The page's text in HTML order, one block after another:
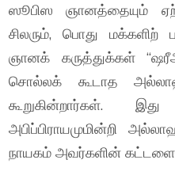
ஸூபிஸ ஞானத்தையும்
சிலரும், பொது மக்களிற்
ஞானக் கருத்துக்கள்
சொல்லக் கூடாத
கூறுகின்றார்கள்.
அபிப்பிராயமுமின்றி
நாயகம் அவர்களின்